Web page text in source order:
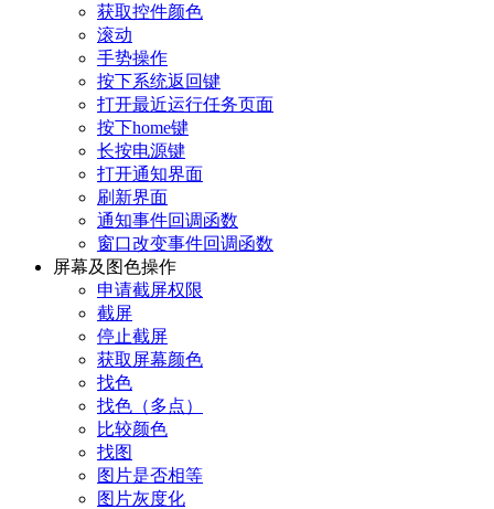
获取控件颜色
滚动
手势操作
按下系统返回键
打开最近运行任务页面
按下home键
长按电源键
打开通知界面
刷新界面
通知事件回调函数
窗口改变事件回调函数
屏幕及图色操作
申请截屏权限
截屏
停止截屏
获取屏幕颜色
找色
找色（多点）
比较颜色
找图
图片是否相等
图片灰度化